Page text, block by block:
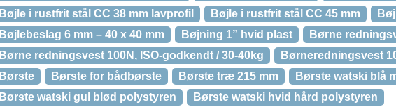
Bøjle i rustfrit stål CC 38 mm lavprofil
Bøjle i rustfrit stål CC 45 mm
Bøjlebeslag 6 mm – 40 x 40 mm
Bøjning 1” hvid plast
Børne
Børne redningsvest 100N, ISO-godkendt / 30-40kg
Børneredningsvest
Børste
Børste for bådbørste Børste træ 215 mm
Børste watski blå
Børste watski gul blød polystyren
Børste watski hvid hård polystyren